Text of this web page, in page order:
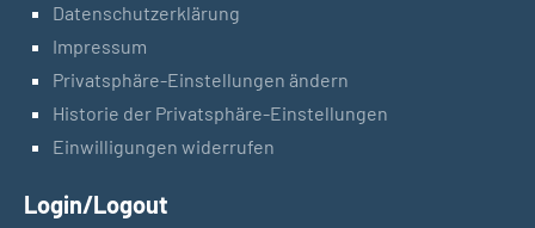
Datenschutzerklärung
Impressum
Privatsphäre-Einstellungen ändern
Historie der Privatsphäre-Einstellungen
Einwilligungen widerrufen
Login/Logout